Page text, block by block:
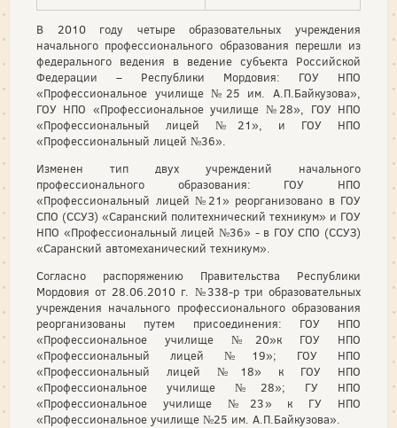
В 2010 году четыре образовательных учреждения
начального профессионального образования перешли из
федерального ведения в ведение субъекта Российской
Федерации – Республики Мордовия: ГОУ НПО
«Профессиональное училище №25 им. А.П.Байкузова»,
ГОУ НПО «Профессиональное училище №28», ГОУ НПО
«Профессиональный лицей №21», и ГОУ НПО
«Профессиональный лицей №36».
Изменен тип двух учреждений начального
профессионального образования: ГОУ НПО
«Профессиональный лицей №21» реорганизовано в ГОУ
СПО (ССУЗ) «Саранский политехнический техникум» и ГОУ
НПО «Профессиональный лицей №36» - в ГОУ СПО (ССУЗ)
«Саранский автомеханический техникум».
Согласно распоряжению Правительства Республики
Мордовия от 28.06.2010 г. №338-р три образовательных
учреждения начального профессионального образования
реорганизованы путем присоединения: ГОУ НПО
«Профессиональное училище №20»к ГОУ НПО
«Профессиональный лицей №19»; ГОУ НПО
«Профессиональный лицей №18» к ГОУ НПО
«Профессиональное училище №28»; ГУ НПО
«Профессиональное училище №23» к ГУ НПО
«Профессиональное училище №25 им. А.П.Байкузова».